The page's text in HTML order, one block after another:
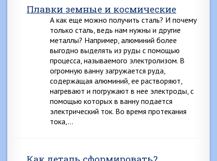
Плавки земные и космические
А как еще можно получить сталь? И почему
только сталь, ведь нам нужны и другие
металлы? Например, алюминий более
выгодно выделять из руды с помощью
процесса, называемого электролизом. В
огромную ванну загружается руда,
содержащая алюминий, ее растворяют,
нагревают и погружают в нее электроды, с
помощью которых в ванну подается
электрический ток. Во время протекания
тока,…